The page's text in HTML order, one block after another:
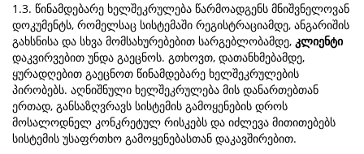
1.3. წინამდებარე ხელშეკრულება წარმოადგენს მნიშვნელოვან
დოკუმენტს, რომელსაც სისტემაში რეგისტრაციამდე, ანგარიშის
გახსნისა და სხვა მომსახურებებით სარგებლობამდე, კლიენტი
დაკვირვებით უნდა გაეცნოს. გთხოვთ, დათანხმებამდე,
ყურადღებით გაეცნოთ წინამდებარე ხელშეკრულების
პირობებს. აღნიშნული ხელშეკრულება მის დანართებთან
ერთად, განსაზღვრავს სისტემის გამოყენების დროს
მოსალოდნელ კონკრეტულ რისკებს და იძლევა მითითებებს
სისტემის უსაფრთხო გამოყენებასთან დაკავშირებით.